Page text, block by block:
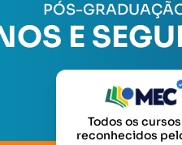
PÓS-
E
Todos os
reconhecidos